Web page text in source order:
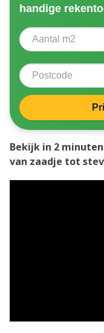
handige
Aantal
Postcode
Bekijk in 2
van zaadje tot